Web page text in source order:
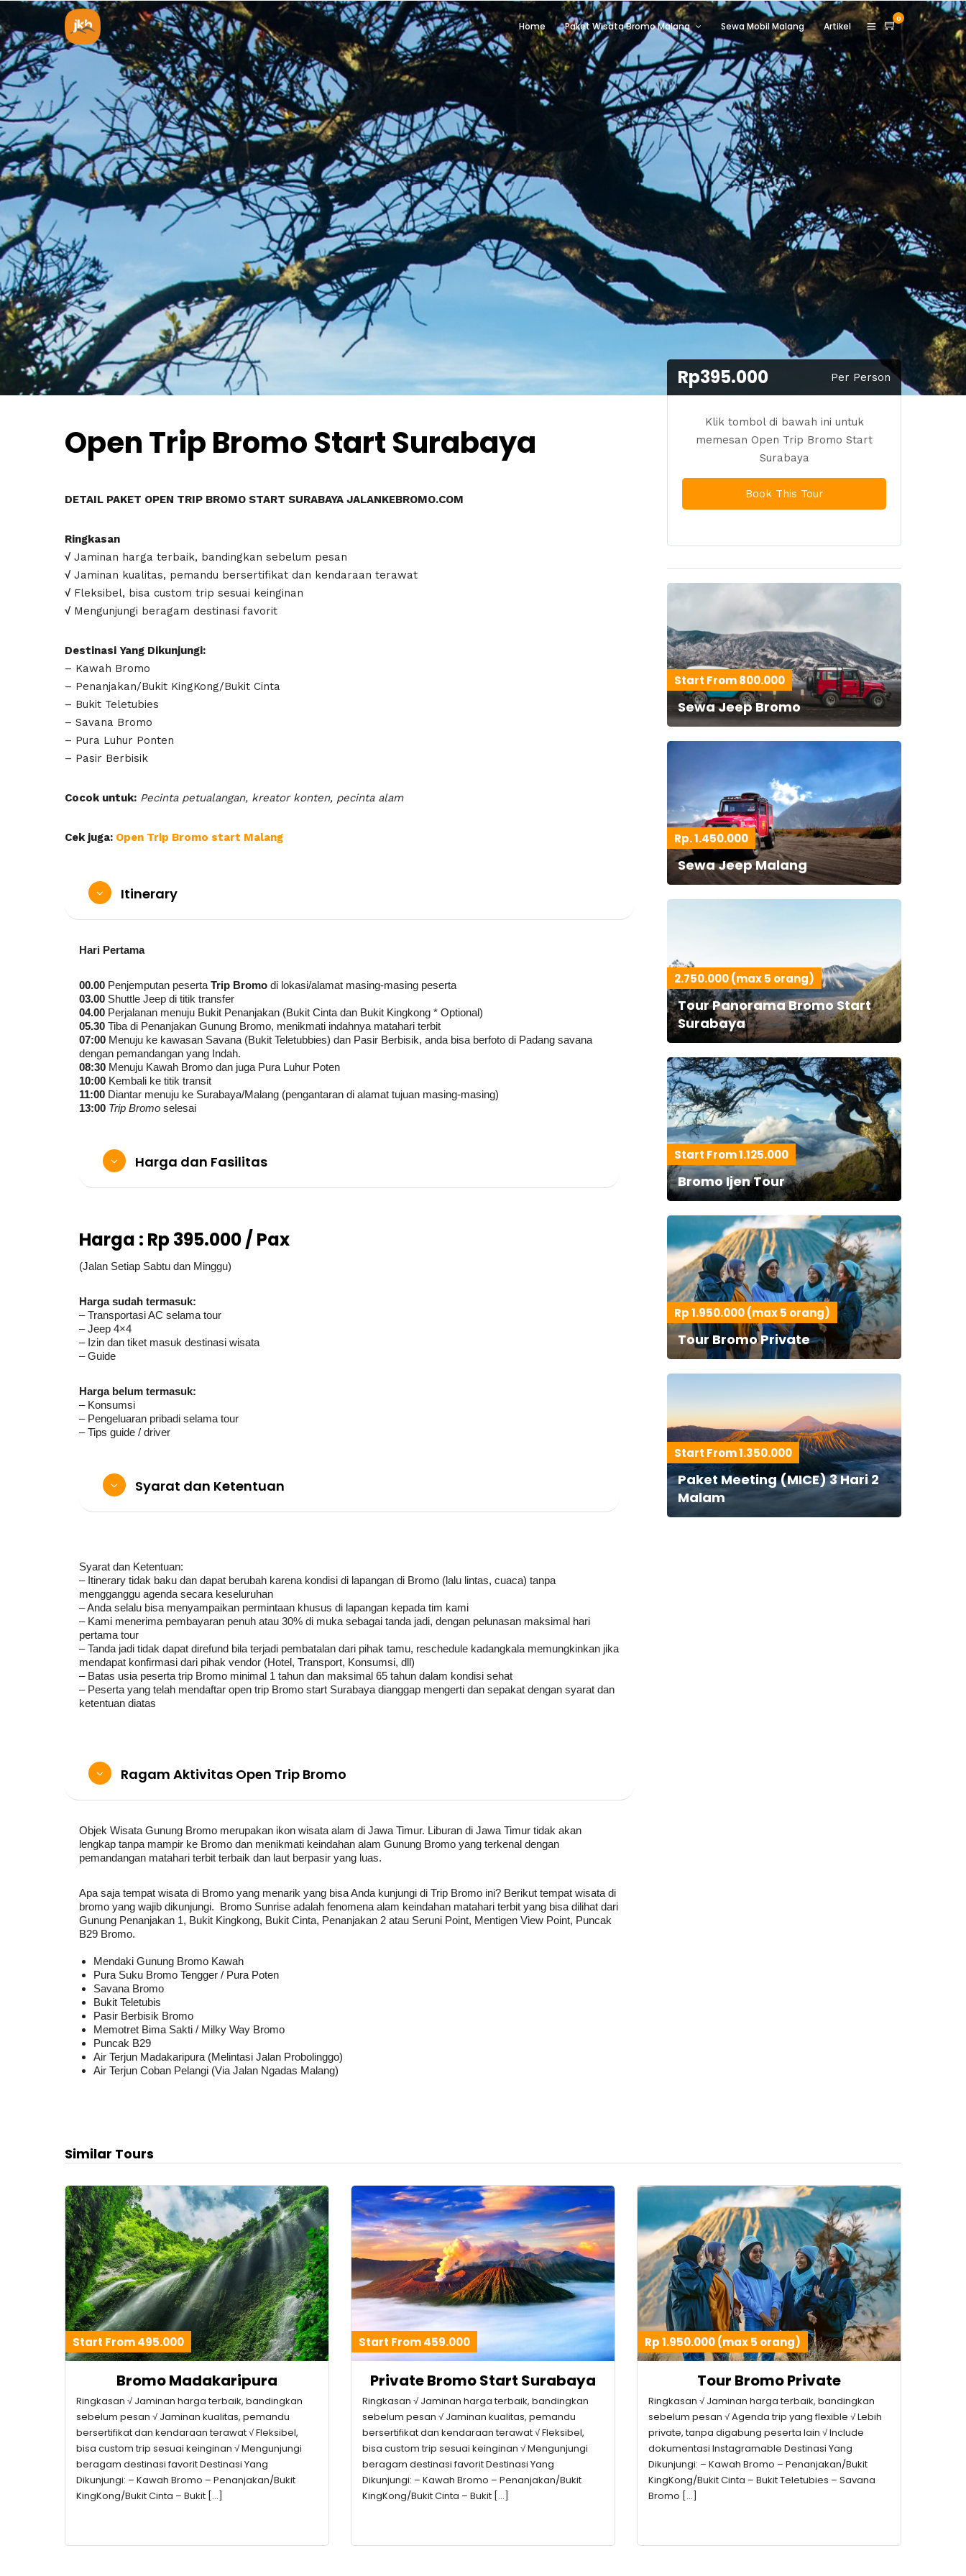
Home Paket Wisata Bromo Malang Sewa Mobil Malang Artikel
0
Rp395.000 Per Person
Open Trip Bromo Start Surabaya
DETAIL PAKET OPEN TRIP BROMO START SURABAYA JALANKEBROMO.COM
Ringkasan
√Jaminan harga terbaik, bandingkan sebelum pesan
√Jaminan kualitas, pemandu bersertifikat dan kendaraan terawat
√Fleksibel, bisa custom trip sesuai keinginan
√Mengunjungi beragam destinasi favorit
Destinasi Yang Dikunjungi:
– Kawah Bromo
– Penanjakan/Bukit KingKong/Bukit Cinta
– Bukit Teletubies
– Savana Bromo
– Pura Luhur Ponten
– Pasir Berbisik
Cocok untuk: Pecinta petualangan, kreator konten, pecinta alam
Cek juga: Open Trip Bromo start Malang
Itinerary
Hari Pertama
00.00 Penjemputan peserta Trip Bromo di lokasi/alamat masing-masing peserta
03.00 Shuttle Jeep di titik transfer
04.00 Perjalanan menuju Bukit Penanjakan (Bukit Cinta dan Bukit Kingkong * Optional)
05.30 Tiba di Penanjakan Gunung Bromo, menikmati indahnya matahari terbit
07:00 Menuju ke kawasan Savana (Bukit Teletubbies) dan Pasir Berbisik, anda bisa berfoto di Padang savana
dengan pemandangan yang Indah.
08:30 Menuju Kawah Bromo dan juga Pura Luhur Poten
10:00 Kembali ke titik transit
11:00 Diantar menuju ke Surabaya/Malang (pengantaran di alamat tujuan masing-masing)
13:00 Trip Bromo selesai
Harga dan Fasilitas
Harga : Rp 395.000 / Pax
(Jalan Setiap Sabtu dan Minggu)
Harga sudah termasuk:
– Transportasi AC selama tour
– Jeep 4×4
– Izin dan tiket masuk destinasi wisata
– Guide
Harga belum termasuk:
– Konsumsi
– Pengeluaran pribadi selama tour
– Tips guide / driver
Syarat dan Ketentuan
Syarat dan Ketentuan:
– Itinerary tidak baku dan dapat berubah karena kondisi di lapangan di Bromo (lalu lintas, cuaca) tanpa
mengganggu agenda secara keseluruhan
– Anda selalu bisa menyampaikan permintaan khusus di lapangan kepada tim kami
– Kami menerima pembayaran penuh atau 30% di muka sebagai tanda jadi, dengan pelunasan maksimal hari
pertama tour
– Tanda jadi tidak dapat direfund bila terjadi pembatalan dari pihak tamu, reschedule kadangkala memungkinkan jika
mendapat konfirmasi dari pihak vendor (Hotel, Transport, Konsumsi, dll)
– Batas usia peserta trip Bromo minimal 1 tahun dan maksimal 65 tahun dalam kondisi sehat
– Peserta yang telah mendaftar open trip Bromo start Surabaya dianggap mengerti dan sepakat dengan syarat dan
ketentuan diatas
Ragam Aktivitas Open Trip Bromo
Objek Wisata Gunung Bromo merupakan ikon wisata alam di Jawa Timur. Liburan di Jawa Timur tidak akan
lengkap tanpa mampir ke Bromo dan menikmati keindahan alam Gunung Bromo yang terkenal dengan
pemandangan matahari terbit terbaik dan laut berpasir yang luas.
Apa saja tempat wisata di Bromo yang menarik yang bisa Anda kunjungi di Trip Bromo ini? Berikut tempat wisata di
bromo yang wajib dikunjungi. Bromo Sunrise adalah fenomena alam keindahan matahari terbit yang bisa dilihat dari
Gunung Penanjakan 1, Bukit Kingkong, Bukit Cinta, Penanjakan 2 atau Seruni Point, Mentigen View Point, Puncak
B29 Bromo.
Mendaki Gunung Bromo Kawah
Pura Suku Bromo Tengger / Pura Poten
Savana Bromo
Bukit Teletubis
Pasir Berbisik Bromo
Memotret Bima Sakti / Milky Way Bromo
Puncak B29
Air Terjun Madakaripura (Melintasi Jalan Probolinggo)
Air Terjun Coban Pelangi (Via Jalan Ngadas Malang)
Klik tombol di bawah ini untuk
memesan Open Trip Bromo Start
Surabaya
Book This Tour
Start From 800.000
Sewa Jeep Bromo
Rp. 1.450.000
Sewa Jeep Malang
2.750.000 (max 5 orang)
Tour Panorama Bromo Start
Surabaya
Start From 1.125.000
Bromo Ijen Tour
Rp 1.950.000 (max 5 orang)
Tour Bromo Private
Start From 1.350.000
Paket Meeting (MICE) 3 Hari 2
Malam
Similar Tours
Start From 495.000
Bromo Madakaripura
Ringkasan √ Jaminan harga terbaik, bandingkan
sebelum pesan √ Jaminan kualitas, pemandu
bersertifikat dan kendaraan terawat √ Fleksibel,
bisa custom trip sesuai keinginan √ Mengunjungi
beragam destinasi favorit Destinasi Yang
Dikunjungi: – Kawah Bromo – Penanjakan/Bukit
KingKong/Bukit Cinta – Bukit […]
Start From 459.000
Private Bromo Start Surabaya
Ringkasan √ Jaminan harga terbaik, bandingkan
sebelum pesan √ Jaminan kualitas, pemandu
bersertifikat dan kendaraan terawat √ Fleksibel,
bisa custom trip sesuai keinginan √ Mengunjungi
beragam destinasi favorit Destinasi Yang
Dikunjungi: – Kawah Bromo – Penanjakan/Bukit
KingKong/Bukit Cinta – Bukit […]
Rp 1.950.000 (max 5 orang)
Tour Bromo Private
Ringkasan √ Jaminan harga terbaik, bandingkan
sebelum pesan √ Agenda trip yang flexible √ Lebih
private, tanpa digabung peserta lain √ Include
dokumentasi Instagramable Destinasi Yang
Dikunjungi: – Kawah Bromo – Penanjakan/Bukit
KingKong/Bukit Cinta – Bukit Teletubies – Savana
Bromo […]